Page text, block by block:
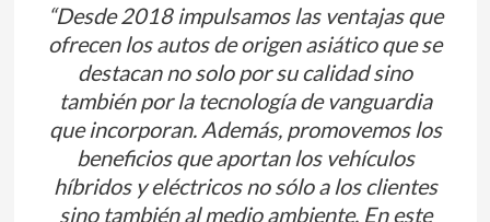
“Desde 2018 impulsamos las ventajas que
ofrecen los autos de origen asiático que se
destacan no solo por su calidad sino
también por la tecnología de vanguardia
que incorporan. Además, promovemos los
beneficios que aportan los vehículos
híbridos y eléctricos no sólo a los clientes
sino también al medio ambiente. En este